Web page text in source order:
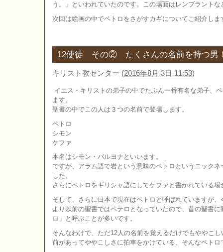
う。」といわれていたのです。この場面はレンブラント
次回は絵画の中でペトロをさがすカギについてご紹介しま
12使徒 その② たくさんの名前を持つ男
キリスト教センター (2016年8月 3日 11:53)
イエス・キリストの弟子の中でたぶん一番有名な弟子、
ます。
聖書の中でこの人は３つの名前で登場します。
ペトロ
シモン
ケファ
本名はシモン・バルヨナといいます。
ですが、アラム語で岩という意味のペトロというニック
した。
さらにペトロをギリシャ語にしてケファと書かれている場
そして、さらに日本で現在はペトロと呼ばれていますが
より以前の聖書ではペテロとなっていたので、昔の聖書
ロ」と呼ぶことが多いです。
そんなわけで、ただ12人の名前を覚えるだけでもややこ
前があってややこしさに拍車をかけている、そんなペトロ